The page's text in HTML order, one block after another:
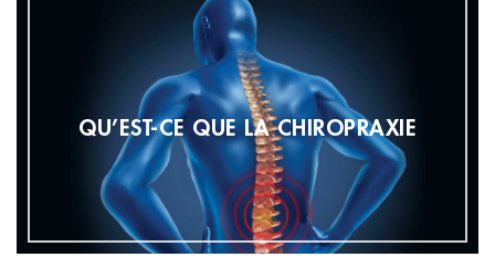
QU’EST-CE QUE LA CHIROPRAXIE